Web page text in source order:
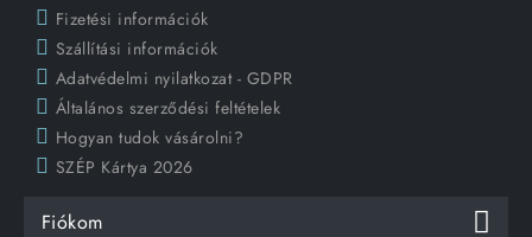
Fizetési információk
Szállítási információk
Adatvédelmi nyilatkozat - GDPR
Általános szerződési feltételek
Hogyan tudok vásárolni?
SZÉP Kártya 2026
Fiókom